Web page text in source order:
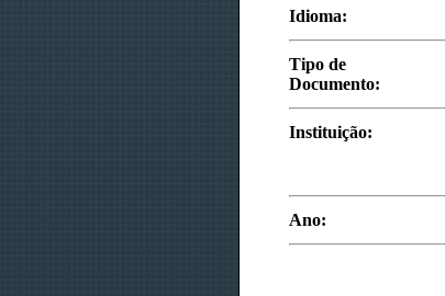
Idioma:
Tipo de
Documento:
Instituição:
Ano: